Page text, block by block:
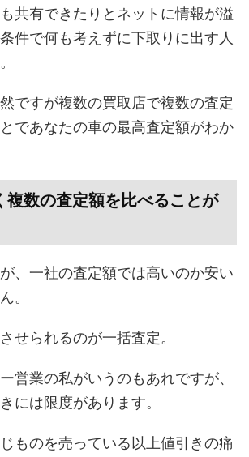
共有できたりとネットに情報が溢
件で何も考えずに下取りに出す人
ですが複数の買取店で複数の査定
であなたの車の最高査定額がわか
複数の査定額を比べることが
、一社の査定額では高いのか安い
。
せられるのが一括査定。
営業の私がいうのもあれですが、
には限度があります。
ものを売っている以上値引きの痛